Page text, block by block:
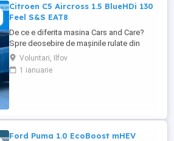
Citroen C5 Aircross 1.5 BlueHDi 130
Feel S&S EAT8
De ce e diferita masina Cars and Care?
Spre deosebire de mașinile rulate din
piața obișnuită, aceasta vine direct din
flota proprie a Business Lease — parte a
grupului internațional Autobinck, cu peste
Voluntari, Ilfov
1 ianuarie
Ford Puma 1.0 EcoBoost mHEV